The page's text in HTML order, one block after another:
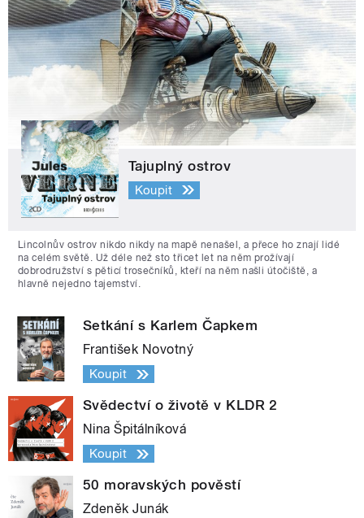
Tajuplný ostrov
Koupit
Lincolnův ostrov nikdo nikdy na mapě nenašel, a přece ho znají lidé
na celém světě. Už déle než sto třicet let na něm prožívají
dobrodružství s pěticí trosečníků, kteří na něm našli útočiště, a
hlavně nejedno tajemství.
Setkání s Karlem Čapkem
František Novotný
Koupit
Svědectví o životě v KLDR 2
Nina Špitálníková
Koupit
50 moravských pověstí
Zdeněk Junák